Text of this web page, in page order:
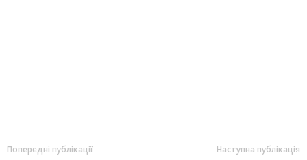
Попередні публікації Наступна публікація